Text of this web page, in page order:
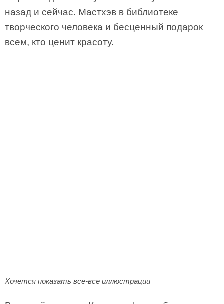
назад и сейчас. Мастхэв в библиотеке
творческого человека и бесценный подарок
всем, кто ценит красоту.
Хочется показать все-все иллюстрации